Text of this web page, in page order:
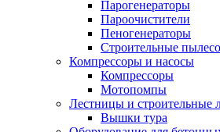
Парогенераторы
Пароочистители
Пеногенераторы
Строительные
Компрессоры и насосы
Компрессоры
Мотопомпы
Лестницы и строительные
Вышки тура